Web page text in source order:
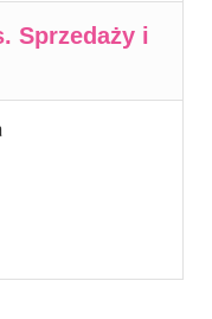
Sprzedaży i